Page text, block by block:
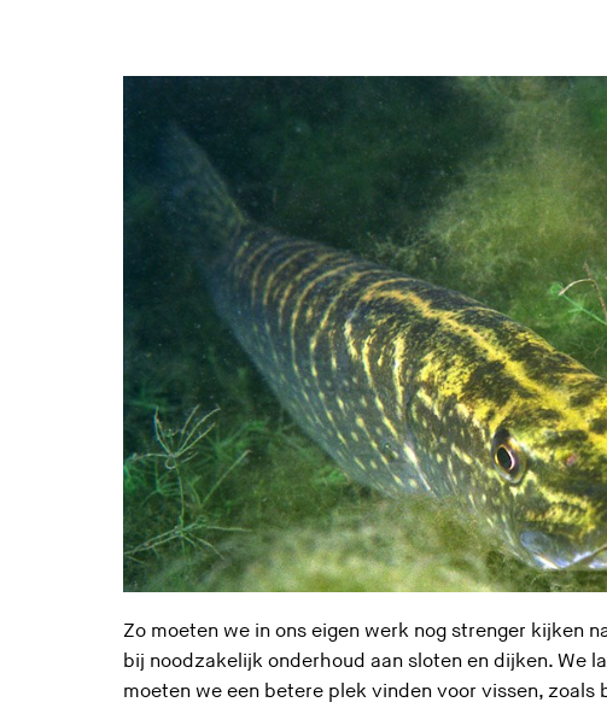
Zo moeten we in ons eigen werk nog strenger kijken
bij noodzakelijk onderhoud aan sloten en dijken. We
moeten we een betere plek vinden voor vissen, zoals